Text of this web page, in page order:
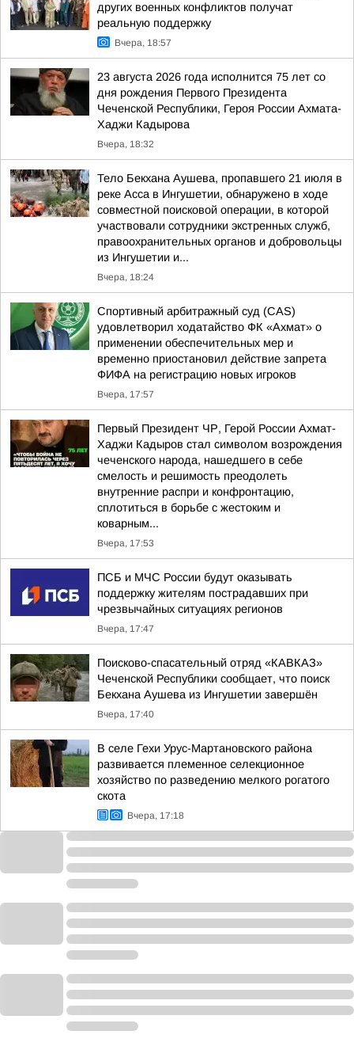
других военных конфликтов получат
реальную поддержку
Вчера, 18:57
23 августа 2026 года исполнится 75 лет со
дня рождения Первого Президента
Чеченской Республики, Героя России Ахмата-
Хаджи Кадырова
Вчера, 18:32
Тело Бекхана Аушева, пропавшего 21 июля в
реке Асса в Ингушетии, обнаружено в ходе
совместной поисковой операции, в которой
участвовали сотрудники экстренных служб,
правоохранительных органов и добровольцы
из Ингушетии и...
Вчера, 18:24
Спортивный арбитражный суд (CAS)
удовлетворил ходатайство ФК «Ахмат» о
применении обеспечительных мер и
временно приостановил действие запрета
ФИФА на регистрацию новых игроков
Вчера, 17:57
Первый Президент ЧР, Герой России Ахмат-
Хаджи Кадыров стал символом возрождения
чеченского народа, нашедшего в себе
смелость и решимость преодолеть
внутренние распри и конфронтацию,
сплотиться в борьбе с жестоким и
коварным...
Вчера, 17:53
ПСБ и МЧС России будут оказывать
поддержку жителям пострадавших при
чрезвычайных ситуациях регионов
Вчера, 17:47
Поисково-спасательный отряд «КАВКАЗ»
Чеченской Республики сообщает, что поиск
Бекхана Аушева из Ингушетии завершён
Вчера, 17:40
В селе Гехи Урус-Мартановского района
развивается племенное селекционное
хозяйство по разведению мелкого рогатого
скота
Вчера, 17:18